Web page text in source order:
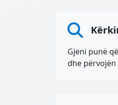
Gjeni punë
dhe përvojën